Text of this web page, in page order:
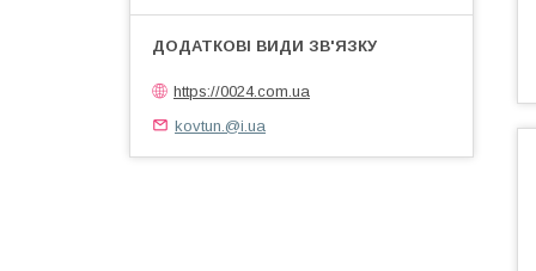
https://0024.com.ua
kovtun.@i.ua